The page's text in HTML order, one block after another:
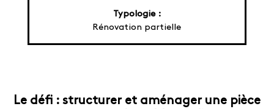
Typologie :
Rénovation partielle
Le défi : structurer et aménager une pièce